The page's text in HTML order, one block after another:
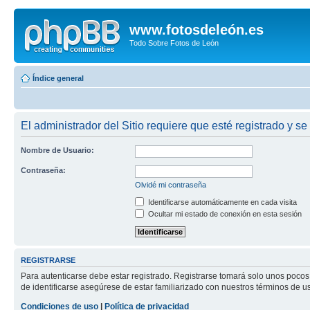
www.fotosdeleón.es
Todo Sobre Fotos de León
Índice general
El administrador del Sitio requiere que esté registrado y
Nombre de Usuario:
Contraseña:
Olvidé mi contraseña
Identificarse automáticamente en cada visita
Ocultar mi estado de conexión en esta sesión
REGISTRARSE
Para autenticarse debe estar registrado. Registrarse tomará solo unos
de identificarse asegúrese de estar familiarizado con nuestros términos de
Condiciones de uso
Política de privacidad